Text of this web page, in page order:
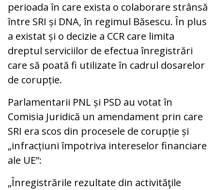
perioada în care exista o colaborare strânsă
între SRI și DNA, în regimul Băsescu. În plus
a existat și o decizie a CCR care limita
dreptul serviciilor de efectua înregistrări
care să poată fi utilizate în cadrul dosarelor
de corupție.
Parlamentarii PNL și PSD au votat în
Comisia Juridică un amendament prin care
SRI era scos din procesele de corupție și
„infracțiuni împotriva intereselor financiare
ale UE”:
„Înregistrările rezultate din activităţile